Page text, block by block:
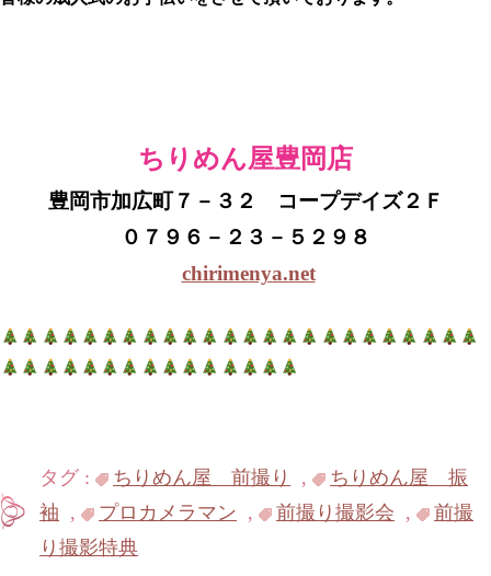
ちりめん屋豊岡店
豊岡市加広町７－３２ コープデイズ２Ｆ
０７９６－２３－５２９８
chirimenya.net
タグ : ちりめん屋 前撮り ,
ちりめん屋 振
袖 , プロカメラマン , 前撮り撮影会 ,
前撮
り撮影特典